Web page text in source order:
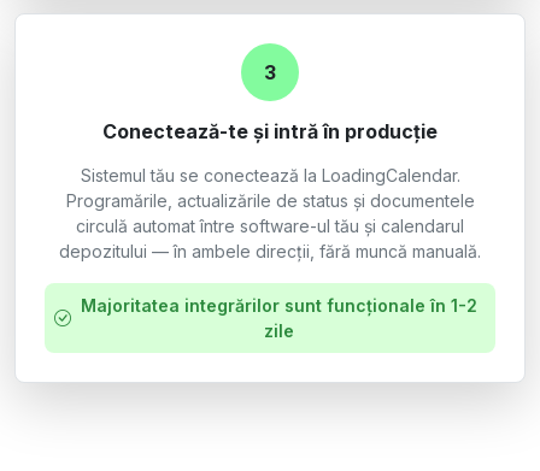
3
Conectează-te și intră în producție
Sistemul tău se conectează la LoadingCalendar.
Programările, actualizările de status și documentele
circulă automat între software-ul tău și calendarul
depozitului — în ambele direcții, fără muncă manuală.
Majoritatea integrărilor sunt funcționale în 1-2
zile